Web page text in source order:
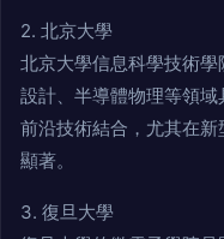
2. 北京大學
北京大學信息科學技術
設計、半導體物理等領
前沿技術結合，尤其在
顯著。
3. 復旦大學